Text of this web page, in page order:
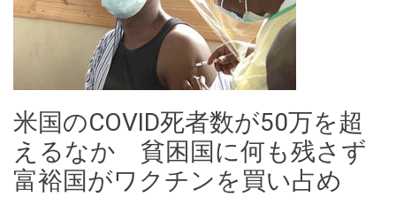
米国のCOVID死者数が50万を超
えるなか 貧困国に何も残さず
富裕国がワクチンを買い占め